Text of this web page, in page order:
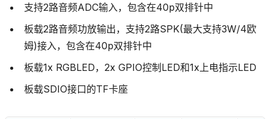
支持2路音频ADC输入，包含在40p双排针中
板载2路音频功放输出，支持2路SPK(最大支持3W/4欧
姆)接入，包含在40p双排针中
板载1x RGBLED，2x GPIO控制LED和1x上电指示LED
板载SDIO接口的TF卡座